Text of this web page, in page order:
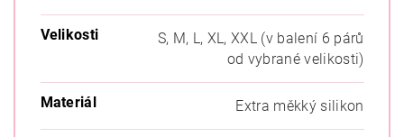
Velikosti
S, M, L, XL, XXL (v balení 6 párů
od vybrané velikosti)
Materiál Extra měkký silikon